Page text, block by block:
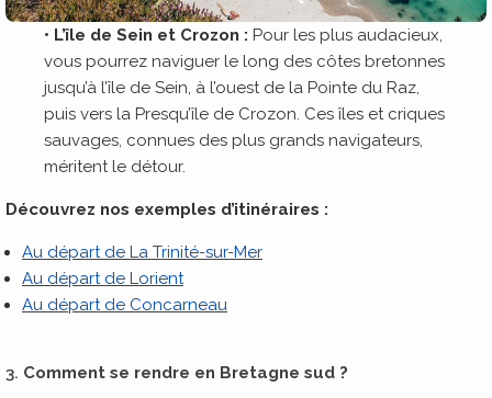
• L’île de Sein et Crozon : Pour les plus audacieux,
vous pourrez naviguer le long des côtes bretonnes
jusqu’à l’île de Sein, à l’ouest de la Pointe du Raz,
puis vers la Presqu’île de Crozon. Ces îles et criques
sauvages, connues des plus grands navigateurs,
méritent le détour.
Découvrez nos exemples d’itinéraires :
Au départ de La Trinité-sur-Mer
Au départ de Lorient
Au départ de Concarneau
3. Comment se rendre en Bretagne sud ?